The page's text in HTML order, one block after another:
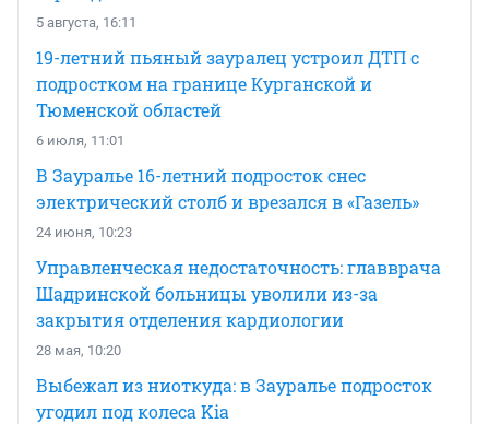
5 августа, 16:11
19-летний пьяный зауралец устроил ДТП с
подростком на границе Курганской и
Тюменской областей
6 июля, 11:01
В Зауралье 16-летний подросток снес
электрический столб и врезался в «Газель»
24 июня, 10:23
Управленческая недостаточность: главврача
Шадринской больницы уволили из-за
закрытия отделения кардиологии
28 мая, 10:20
Выбежал из ниоткуда: в Зауралье подросток
угодил под колеса Kia